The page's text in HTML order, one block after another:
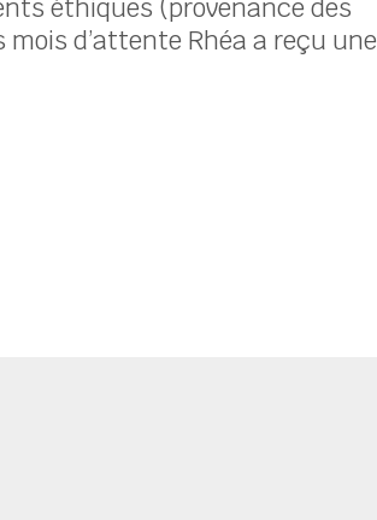
éthiques (provenance des
d’attente Rhéa a reçu une